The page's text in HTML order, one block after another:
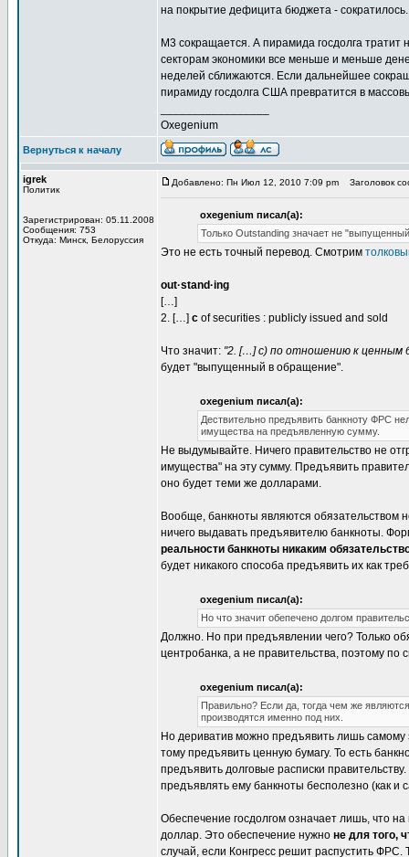
на покрытие дефицита бюджета - сократилось.
М3 сокращается. А пирамида госдолга
секторам экономики все меньше и меньше
неделей сближаются. Если дальнейшее
пирамиду госдолга США превратится в
Oxegenium
Вернуться к началу
igrek
Политик
Зарегистрирован: 05.11.2008
Сообщения: 753
Откуда: Минск, Белоруссия
Добавлено: Пн Июл 12, 2010 7:09 pm Заголовок
oxegenium писал(а):
Только Outstanding значает не
Это не есть точный перевод. Смотрим
out·stand·ing
[…]
2. […] c of securities : publicly issued and sold
Что значит: "2. […] c) по отношению к ценным
будет "выпущенный в обращение".
oxegenium писал(а):
Дествительно предъявить банкноту ФРС
имущества на предъявленную сумму.
Не выдумывайте. Ничего правительство не
имущества" на эту сумму. Предъявить
оно будет теми же долларами.
Вообще, банкноты являются обязательством
ничего выдавать предъявителю банкноты.
реальности банкноты никаким
будет никакого способа предъявить их как
oxegenium писал(а):
Но что значит обепечено долгом
Должно. Но при предъявлении чего? Только
центробанка, а не правительства, поэтому по
oxegenium писал(а):
Правильно? Если да, тогда чем же
производятся именно под них.
Но дериватив можно предъявить лишь самому
тому предъявить ценную бумагу. То есть
предъявить долговые расписки
предъявлять ему банкноты бесполезно (как и
Обеспечение госдолгом означает лишь, что
доллар. Это обеспечение нужно не для того,
случай, если Конгресс решит распустить ФРС.